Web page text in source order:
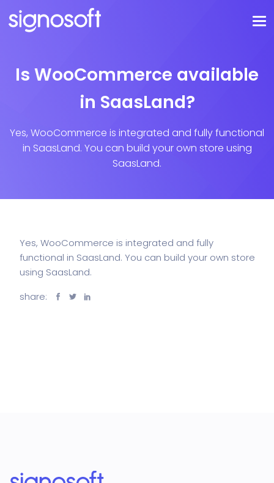
Is WooCommerce available
in SaasLand?
Yes, WooCommerce is integrated and fully functional
in SaasLand. You can build your own store using
SaasLand.
Yes, WooCommerce is integrated and fully
functional in SaasLand. You can build your own store
using SaasLand.
share: